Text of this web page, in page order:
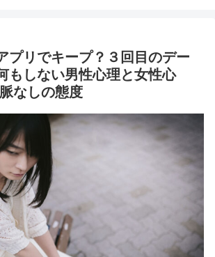
プリでキープ？３回目のデー
もしない男性心理と女性心
なしの態度